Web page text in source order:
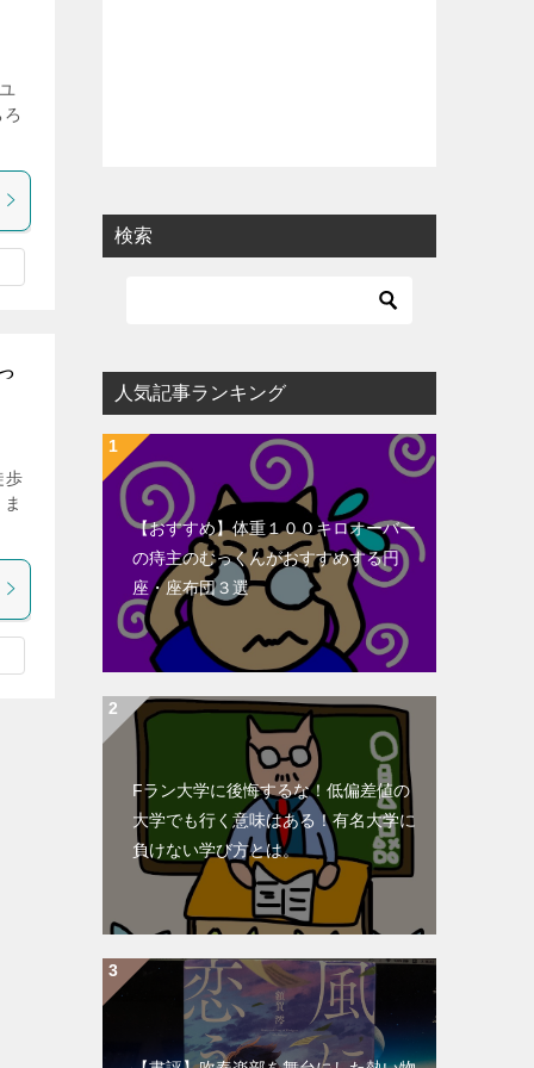
歩
検索
人気記事ランキング
【おすすめ】体重１００キロオーバー
の痔主のむっくんがおすすめする円
座・座布団３選
Fラン大学に後悔するな！低偏差値の
大学でも行く意味はある！有名大学に
負けない学び方とは。